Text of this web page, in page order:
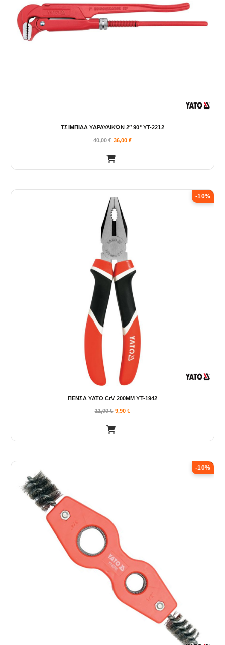
ΤΣΙΜΠΙΔΑ ΥΔΡΑΥΛΙΚΏΝ 2″ 90° YT-2212
40,00€ 36,00€
-10%
ΠΕΝΣΑ YATO CrV 200MM YT-1942
11,00€ 9,90€
-10%